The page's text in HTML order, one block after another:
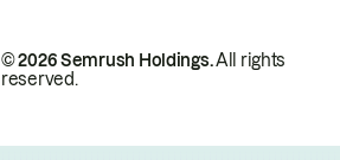
© 2026 Semrush Holdings.All rights
reserved.